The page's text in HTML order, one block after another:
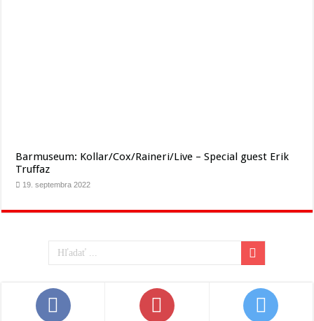
Barmuseum: Kollar/Cox/Raineri/Live – Special guest Erik
Truffaz
19. septembra 2022